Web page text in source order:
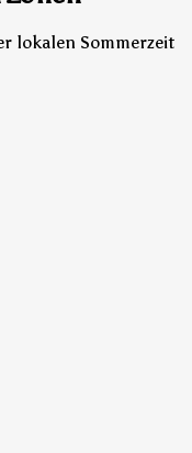
lokalen Sommerzeit